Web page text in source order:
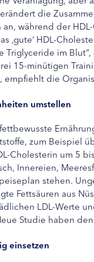
die
an, während der
‚gute‘ HDL-
Triglyceride im
15-minütigen
empfiehlt die
umstellen
zum Beispiel
Cholesterin um 5
Innereien,
stehen.
Fettsäuren aus
LDL-Werte
Studie haben
einsetzen